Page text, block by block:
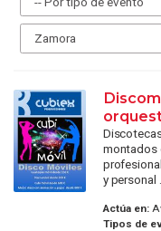
montados
y personal
Actúa en:
Tipos de